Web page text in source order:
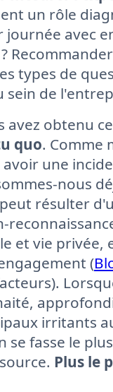
un rôle
avec
types de
sein de
avez obtenu
quo. Comme
une
nous
résulter
et vie privée,
(
irritants
se fasse le
Plus le